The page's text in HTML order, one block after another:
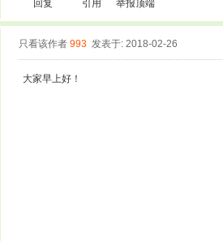
回复 引用 举报顶端
只看该作者 993 发表于: 2018-02-26
大家早上好！